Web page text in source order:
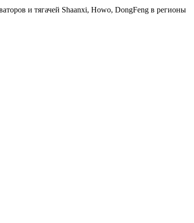
и тягачей Shaanxi, Howo, DongFeng в регионы